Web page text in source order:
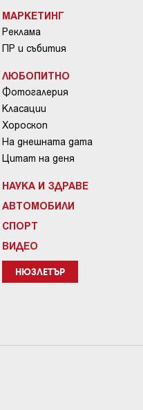
МАРКЕТИНГ
Реклама
ПР и събития
ЛЮБОПИТНО
Фотогалерия
Класации
Хороскоп
На днешната дата
Цитат на деня
НАУКА И ЗДРАВЕ
АВТОМОБИЛИ
СПОРТ
ВИДЕО
НЮЗЛЕТЪР